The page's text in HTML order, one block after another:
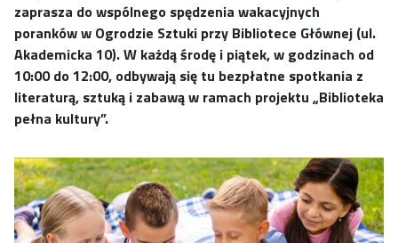
zaprasza do wspólnego spędzenia wakacyjnych
poranków w Ogrodzie Sztuki przy Bibliotece Głównej (ul.
Akademicka 10). W każdą środę i piątek, w godzinach od
10:00 do 12:00, odbywają się tu bezpłatne spotkania z
literaturą, sztuką i zabawą w ramach projektu „Biblioteka
pełna kultury”.